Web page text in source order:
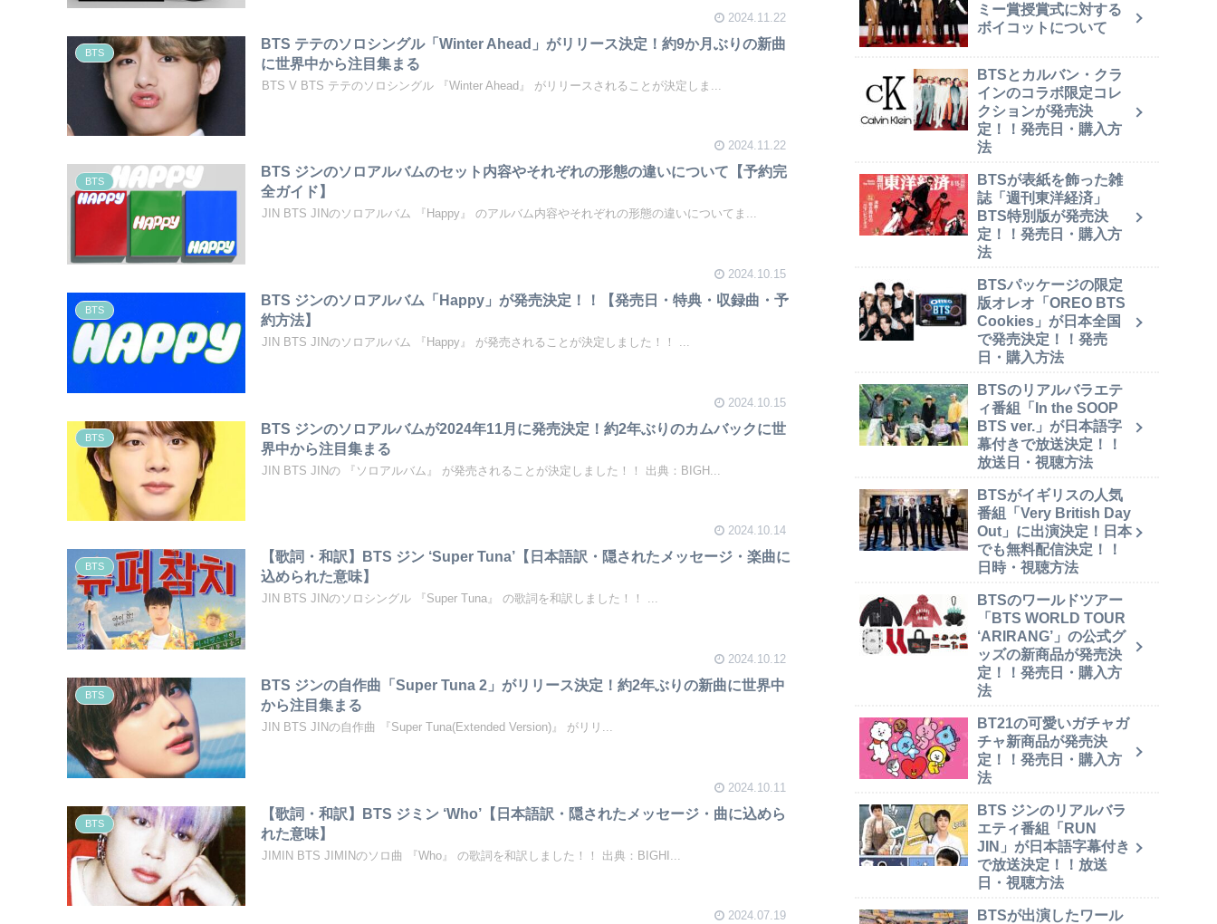
2024.11.22
BTS
BTS テテのソロシングル「Winter Ahead」がリリース決定！約9か月ぶりの新曲
に世界中から注目集まる
BTS V BTS テテのソロシングル 『Winter Ahead』 がリリースされることが決定しま...
2024.11.22
BTS
BTS ジンのソロアルバムのセット内容やそれぞれの形態の違いについて【予約完
全ガイド】
JIN BTS JINのソロアルバム 『Happy』 のアルバム内容やそれぞれの形態の違いについてま...
2024.10.15
BTS
BTS ジンのソロアルバム「Happy」が発売決定！！【発売日・特典・収録曲・予
約方法】
JIN BTS JINのソロアルバム 『Happy』 が発売されることが決定しました！！ ...
2024.10.15
BTS
BTS ジンのソロアルバムが2024年11月に発売決定！約2年ぶりのカムバックに世
界中から注目集まる
JIN BTS JINの 『ソロアルバム』 が発売されることが決定しました！！ 出典：BIGH...
2024.10.14
BTS
【歌詞・和訳】BTS ジン ‘Super Tuna’【日本語訳・隠されたメッセージ・楽曲に
込められた意味】
JIN BTS JINのソロシングル 『Super Tuna』 の歌詞を和訳しました！！ ...
2024.10.12
BTS
BTS ジンの自作曲「Super Tuna 2」がリリース決定！約2年ぶりの新曲に世界中
から注目集まる
JIN BTS JINの自作曲 『Super Tuna(Extended Version)』 がリリ...
2024.10.11
BTS
【歌詞・和訳】BTS ジミン ‘Who’【日本語訳・隠されたメッセージ・曲に込めら
れた意味】
JIMIN BTS JIMINのソロ曲 『Who』 の歌詞を和訳しました！！ 出典：BIGHI...
2024.07.19
ミー賞授賞式に対する
ボイコットについて
BTSとカルバン・クラ
インのコラボ限定コレ
クションが発売決
定！！発売日・購入方
法
BTSが表紙を飾った雑
誌「週刊東洋経済」
BTS特別版が発売決
定！！発売日・購入方
法
BTSパッケージの限定
版オレオ「OREO BTS
Cookies」が日本全国
で発売決定！！発売
日・購入方法
BTSのリアルバラエテ
ィ番組「In the SOOP
BTS ver.」が日本語字
幕付きで放送決定！！
放送日・視聴方法
BTSがイギリスの人気
番組「Very British Day
Out」に出演決定！日本
でも無料配信決定！！
日時・視聴方法
BTSのワールドツアー
「BTS WORLD TOUR
‘ARIRANG’」の公式グ
ッズの新商品が発売決
定！！発売日・購入方
法
BT21の可愛いガチャガ
チャ新商品が発売決
定！！発売日・購入方
法
BTS ジンのリアルバラ
エティ番組「RUN
JIN」が日本語字幕付き
で放送決定！！放送
日・視聴方法
BTSが出演したワール